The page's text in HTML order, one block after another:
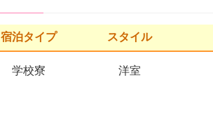
宿泊タイプ スタイル
学校寮 洋室